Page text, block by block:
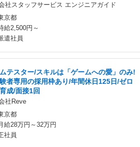
社スタッフサービス エンジニアガイド
京都
給2,500円～
遣社員
テスター/スキルは「ゲームへの愛」のみ!
者専用の採用枠あり/年間休日125日/ゼロ
成/面接1回
社Reve
京都
給28万円～32万円
社員